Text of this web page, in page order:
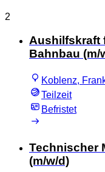
2
Aushilfskraft
Bahnbau (m/
Koblenz,
Teilzeit
Befristet
Technischer
(m/w/d)